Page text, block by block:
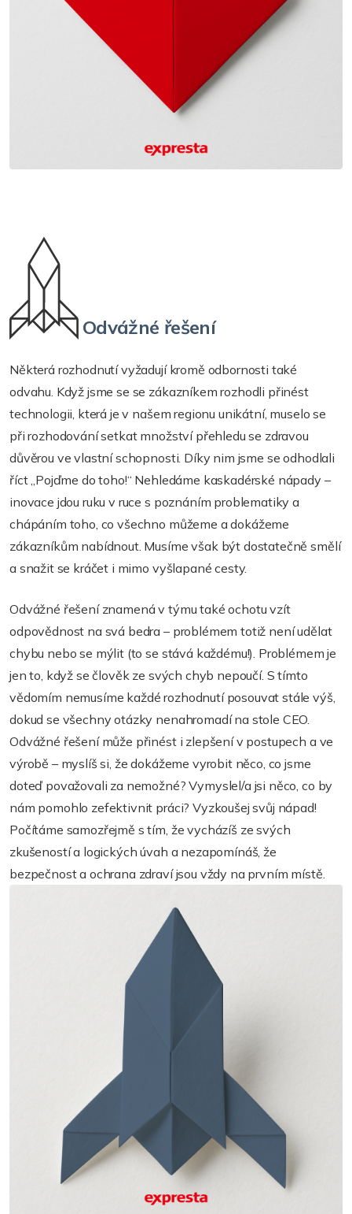
Odvážné řešení
Některá rozhodnutí vyžadují kromě odbornosti také
odvahu. Když jsme se se zákazníkem rozhodli přinést
technologii, která je v našem regionu unikátní, muselo se
při rozhodování setkat množství přehledu se zdravou
důvěrou ve vlastní schopnosti. Díky nim jsme se odhodlali
říct „Pojďme do toho!“ Nehledáme kaskadérské nápady –
inovace jdou ruku v ruce s poznáním problematiky a
chápáním toho, co všechno můžeme a dokážeme
zákazníkům nabídnout. Musíme však být dostatečně smělí
a snažit se kráčet i mimo vyšlapané cesty.
Odvážné řešení znamená v týmu také ochotu vzít
odpovědnost na svá bedra – problémem totiž není udělat
chybu nebo se mýlit (to se stává každému!). Problémem je
jen to, když se člověk ze svých chyb nepoučí. S tímto
vědomím nemusíme každé rozhodnutí posouvat stále výš,
dokud se všechny otázky nenahromadí na stole CEO.
Odvážné řešení může přinést i zlepšení v postupech a ve
výrobě – myslíš si, že dokážeme vyrobit něco, co jsme
doteď považovali za nemožné? Vymyslel/a jsi něco, co by
nám pomohlo zefektivnit práci? Vyzkoušej svůj nápad!
Počítáme samozřejmě s tím, že vycházíš ze svých
zkušeností a logických úvah a nezapomínáš, že
bezpečnost a ochrana zdraví jsou vždy na prvním místě.